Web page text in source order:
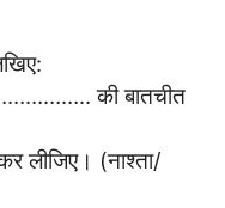
की बातचीत
(नाश्ता/